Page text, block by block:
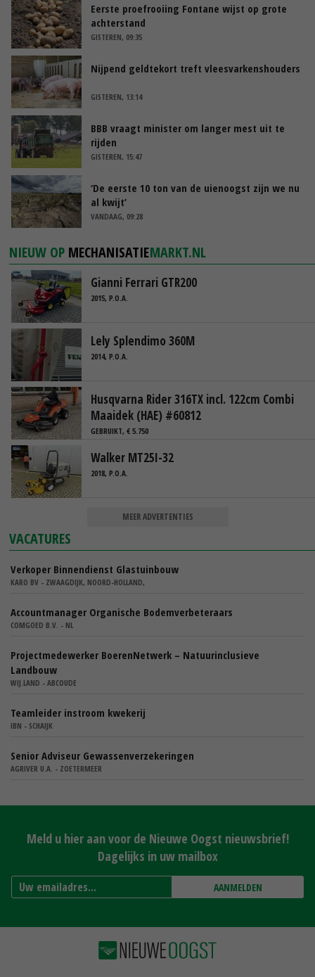
Eerste proefrooiing Fontane wijst op grote
achterstand
GISTEREN, 09:35
Nijpend geldtekort treft vleesvarkenshouders
GISTEREN, 13:14
BBB vraagt minister om langer mest uit te
rijden
GISTEREN, 15:47
‘De eerste 10 ton van de uienoogst zijn we nu
al kwijt’
VANDAAG, 09:28
NIEUW OP MECHANISATIEMARKT.NL
Gianni Ferrari GTR200
2015, P.O.A.
Lely Splendimo 360M
2014, P.O.A.
Husqvarna Rider 316TX incl. 122cm Combi
Maaidek (HAE) #60812
GEBRUIKT, € 5.750
Walker MT25I-32
2018, P.O.A.
MEER ADVERTENTIES
VACATURES
Verkoper Binnendienst Glastuinbouw
KARO BV - ZWAAGDIJK, NOORD-HOLLAND,
Accountmanager Organische Bodemverbeteraars
COMGOED B.V. - NL
Projectmedewerker BoerenNetwerk – Natuurinclusieve
Landbouw
WIJ.LAND - ABCOUDE
Teamleider instroom kwekerij
IBN - SCHAIJK
Senior Adviseur Gewassenverzekeringen
AGRIVER U.A. - ZOETERMEER
Meld u hier aan voor de Nieuwe Oogst nieuwsbrief!
Dagelijks in uw mailbox
AANMELDEN